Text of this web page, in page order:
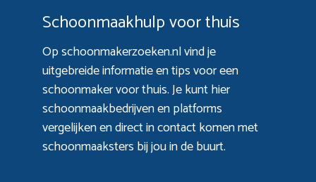
Schoonmaakhulp voor thuis
Op schoonmakerzoeken.nl vind je
uitgebreide informatie en tips voor een
schoonmaker voor thuis. Je kunt hier
schoonmaakbedrijven en platforms
vergelijken en direct in contact komen met
schoonmaaksters bij jou in de buurt.